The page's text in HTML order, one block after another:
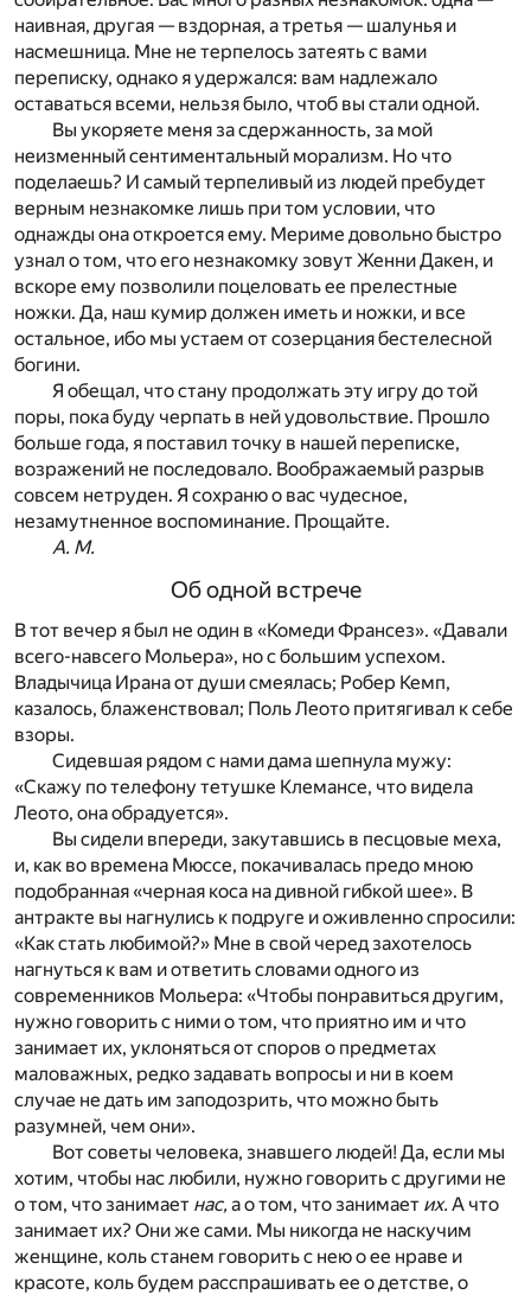
наивная, другая — вздорная, а третья — шалунья и
насмешница. Мне не терпелось затеять с вами
переписку, однако я удержался: вам надлежало
оставаться всеми, нельзя было, чтоб вы стали одной.
Вы укоряете меня за сдержанность, за мой
неизменный сентиментальный морализм. Но что
поделаешь? И самый терпеливый из людей пребудет
верным незнакомке лишь при том условии, что
однажды она откроется ему. Мериме довольно быстро
узнал о том, что его незнакомку зовут Женни Дакен, и
вскоре ему позволили поцеловать ее прелестные
ножки. Да, наш кумир должен иметь и ножки, и все
остальное, ибо мы устаем от созерцания бестелесной
богини.
Я обещал, что стану продолжать эту игру до той
поры, пока буду черпать в ней удовольствие. Прошло
больше года, я поставил точку в нашей переписке,
возражений не последовало. Воображаемый разрыв
совсем нетруден. Я сохраню о вас чудесное,
незамутненное воспоминание. Прощайте.
А. М.
Об одной встрече
В тот вечер я был не один в «Комеди Франсез». «Давали
всего-навсего Мольера», но с большим успехом.
Владычица Ирана от души смеялась; Робер Кемп,
казалось, блаженствовал; Поль Леото притягивал к себе
взоры.
Сидевшая рядом с нами дама шепнула мужу:
«Скажу по телефону тетушке Клемансе, что видела
Леото, она обрадуется».
Вы сидели впереди, закутавшись в песцовые меха,
и, как во времена Мюссе, покачивалась предо мною
подобранная «черная коса на дивной гибкой шее». В
антракте вы нагнулись к подруге и оживленно спросили:
«Как стать любимой?» Мне в свой черед захотелось
нагнуться к вам и ответить словами одного из
современников Мольера: «Чтобы понравиться другим,
нужно говорить с ними о том, что приятно им и что
занимает их, уклоняться от споров о предметах
маловажных, редко задавать вопросы и ни в коем
случае не дать им заподозрить, что можно быть
разумней, чем они».
Вот советы человека, знавшего людей! Да, если мы
хотим, чтобы нас любили, нужно говорить с другими не
о том, что занимает нас, а о том, что занимает их. А что
занимает их? Они же сами. Мы никогда не наскучим
женщине, коль станем говорить с нею о ее нраве и
красоте, коль будем расспрашивать ее о детстве, о